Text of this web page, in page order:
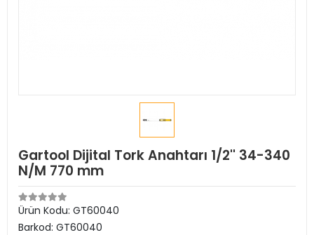
Gartool Dijital Tork Anahtarı 1/2'' 34-340
N/M 770 mm
Ürün Kodu: GT60040
Barkod: GT60040